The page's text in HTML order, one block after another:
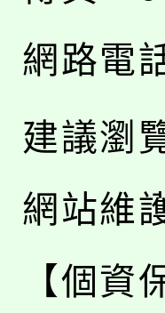
網路電
建議瀏
網站維
【個資